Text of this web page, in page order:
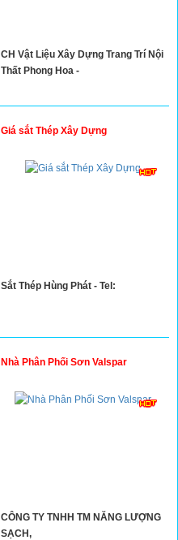
CH Vật Liệu Xây Dựng Trang Trí Nội
Thất Phong Hoa -
Giá sắt Thép Xây Dựng
Sắt Thép Hùng Phát - Tel:
Nhà Phân Phối Sơn Valspar
CÔNG TY TNHH TM NĂNG LƯỢNG
SẠCH,